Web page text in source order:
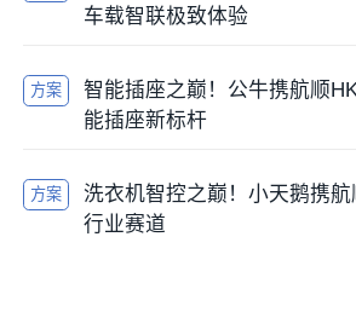
车载智联极致体验
方案
智能插座之巅！公牛携航顺
能插座新标杆
方案
洗衣机智控之巅！小天鹅携
行业赛道